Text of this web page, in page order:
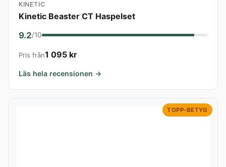
KINETIC
Kinetic Beaster CT Haspelset
9.2/10
Pris från1 095 kr
Läs hela recensionen →
TOPP-BETYG